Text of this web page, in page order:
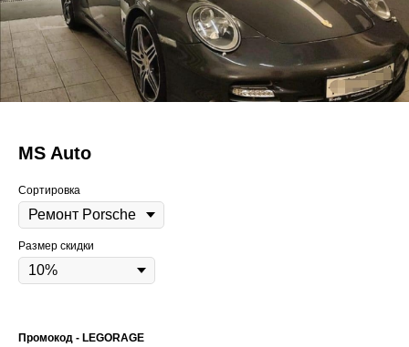
MS Auto
Сортировка
Размер скидки
Промокод - LEGORAGE